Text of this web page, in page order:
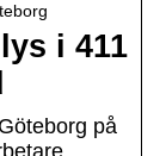
i 411
på